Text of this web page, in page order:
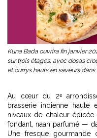
Kuna Bada ouvrira fin janvier
sur trois étages, avec dosas
et currys hauts en saveurs
Au cœur du 2ᵉ
brasserie indienne haute
niveaux de chaleur
fondant, naan parfumé —
Une fresque gourmande